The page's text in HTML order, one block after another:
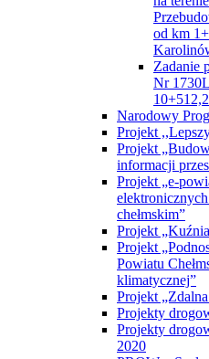
od km
Zadanie
Nr
Narodowy
Projekt
Projekt
informacji
Projekt „e-
chełmskim”
Projekt
Projekt
Powiatu
klimatycznej”
Projekt „Zdalna
Projekty
Projekty
2020